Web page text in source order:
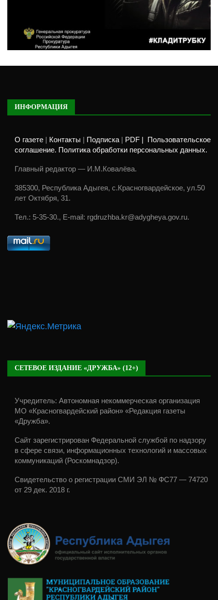
ИНФОРМАЦИЯ
О газете Контакты Подписка PDF |
Пользовательское
соглашение. Политика обработки персональных данных.
Главный редактор — И.М.Ковалёва.
385300, Республика Адыгея, с.Красногвардейское, ул.50
лет Октября, 31.
Тел.: 5-35-30., E-mail: rgdruzhba.kr@adygheya.gov.ru.
СЕТЕВОЕ ИЗДАНИЕ «ДРУЖБА» (12+)
Учредитель: Автономная некоммерческая организация
МО «Красногвардейский район» «Редакция газеты
«Дружба».
Сайт зарегистрирован Федеральной службой по надзору
в сфере связи, информационных технологий и массовых
коммуникаций (Роскомнадзор).
Свидетельство о регистрации СМИ ЭЛ № ФС77 — 74720
от 29 дек. 2018 г.